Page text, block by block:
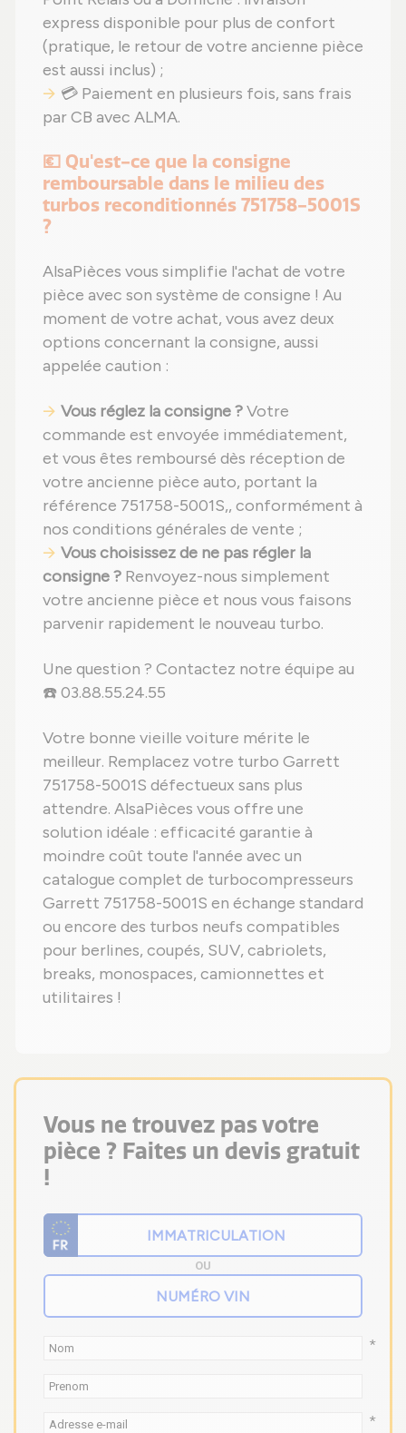
express disponible pour plus de confort
(pratique, le retour de votre ancienne pièce
est aussi inclus) ;
💳 Paiement en plusieurs fois, sans frais
par CB avec ALMA.
💶 Qu'est-ce que la consigne
remboursable dans le milieu des
turbos reconditionnés 751758-5001S
?
AlsaPièces vous simplifie l'achat de votre
pièce avec son système de consigne ! Au
moment de votre achat, vous avez deux
options concernant la consigne, aussi
appelée caution :
Vous réglez la consigne ?Votre
commande est envoyée immédiatement,
et vous êtes remboursé dès réception de
votre ancienne pièce auto, portant la
référence 751758-5001S,, conformément à
nos conditions générales de vente ;
Vous choisissez de ne pas régler la
consigne ? Renvoyez-nous simplement
votre ancienne pièce et nous vous faisons
parvenir rapidement le nouveau turbo.
Une question ? Contactez notre équipe au
☎️ 03.88.55.24.55
Votre bonne vieille voiture mérite le
meilleur. Remplacez votre turbo Garrett
751758-5001S défectueux sans plus
attendre. AlsaPièces vous offre une
solution idéale : efficacité garantie à
moindre coût toute l'année avec un
catalogue complet de turbocompresseurs
Garrett 751758-5001S en échange standard
ou encore des turbos neufs compatibles
pour berlines, coupés, SUV, cabriolets,
breaks, monospaces, camionnettes et
utilitaires !
Vous ne trouvez pas votre
pièce ? Faites un devis gratuit
!
OU
*
*